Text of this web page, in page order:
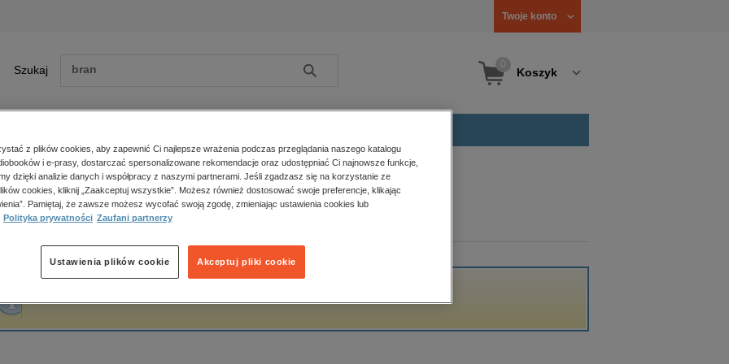
Twoje konto
Szukaj Szukaj Koszyk
Zobacz wszystkie E-prasa
polityka, społeczno-informacyjne
psychologiczne
popularno-naukowe
historia
główna Iza Pastuszko
Pastuszko
z plików cookies, aby zapewnić Ci najlepsze wrażenia podczas przeglądania naszego katalogu
i e-prasy, dostarczać spersonalizowane rekomendacje oraz udostępniać Ci najnowsze funkcje,
dzięki analizie danych i współpracy z naszymi partnerami. Jeśli zgadzasz się na korzystanie ze
cookies, kliknij „Zaakceptuj wszystkie”. Możesz również dostosować swoje preferencje, klikając
Pamiętaj, że zawsze możesz wycofać swoją zgodę, zmieniając ustawienia cookies lub
Polityka prywatności Zaufani partnerzy
Akceptuj pliki cookie
Ustawienia plików cookie